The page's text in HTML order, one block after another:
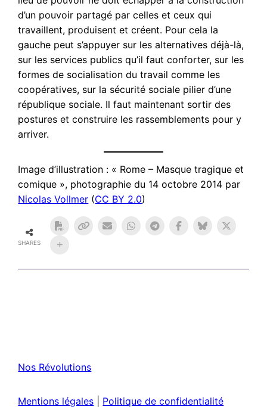
d’un pouvoir partagé par celles et ceux qui
travaillent, produisent et créent. Pour cela la
gauche peut s’appuyer sur les alternatives déjà-là,
sur les services publics qu’il faut conforter, sur les
formes de socialisation du travail comme les
coopératives, sur la sécurité sociale pilier d’une
république sociale. Il faut maintenant sortir des
postures et construire les rassemblements pour y
arriver.
Image d’illustration : « Rome – Masque tragique et
comique », photographie du 14 octobre 2014 par
Nicolas Vollmer (CC BY 2.0)
SHARES
Nos Révolutions
Mentions légales Politique de confidentialité